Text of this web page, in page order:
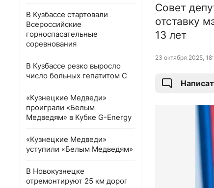
В Кузбассе стартовали
Всероссийские
горноспасательные
соревнования
В Кузбассе резко выросло
число больных гепатитом С
«Кузнецкие Медведи»
проиграли «Белым
Медведям» в Кубке G-Energy
«Кузнецкие Медведи»
уступили «Белым Медведям»
В Новокузнецке
отремонтируют 25 км дорог
Совет
отставку
13 лет
23 октября 2025,